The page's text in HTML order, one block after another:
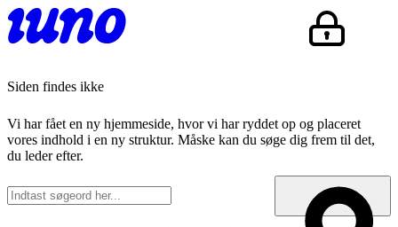
Siden findes ikke
Vi har fået en ny hjemmeside, hvor vi har ryddet op og placeret
vores indhold i en ny struktur. Måske kan du søge dig frem til det,
du leder efter.